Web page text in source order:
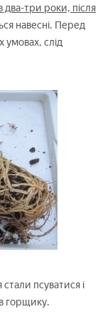
два-три роки, після
навесні. Перед
слід
псуватися і
горщику.